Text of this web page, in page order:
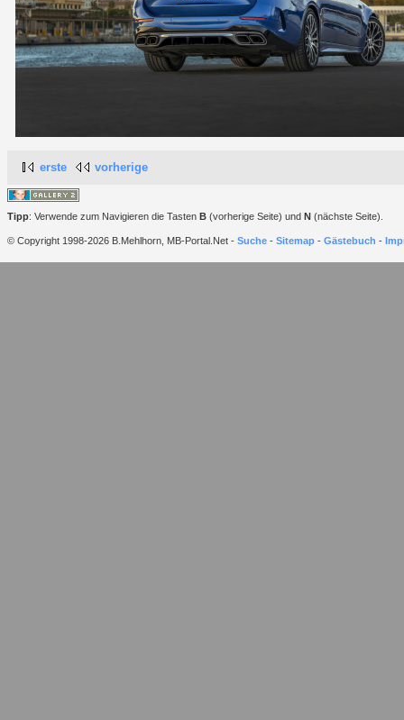
erste vorherige
Tipp: Verwende zum Navigieren die Tasten B (vorherige Seite) und N (nächste Seite).
© Copyright 1998-2026 B.Mehlhorn, MB-Portal.Net - Suche - Sitemap - Gästebuch -